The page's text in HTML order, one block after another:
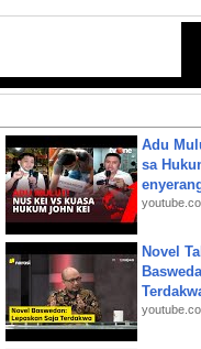
Adu
sa
Novel